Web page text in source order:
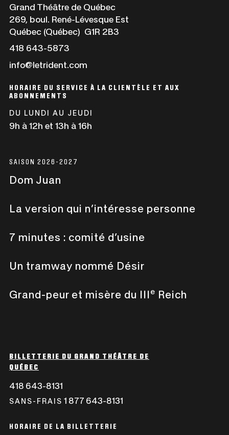
Grand Théâtre de QuébecCe
lien
s'ouvrira
269, boul. René-Lévesque Est
Québec (Québec) G1R 2B3
418 643-5873
dans
nouvelle
fenêtre
info@letrident.com
HORAIRE DU SERVICE À LA CLIENTÈLE ET AUX
ABONNEMENTS
DU LUNDI AU JEUDI
9h à 12h et 13h à 16h
SAISON 2026-2027
Dom Juan
La version qui n’intéresse personne
7 minutes : comité d’usine
Un tramway nommé Désir
Grand-peur et misère du IIIe Reich
BILLETTERIE DU GRAND THÉÂTRE DE
QUÉBEC
418 643-8131
LIEN
DANS
SANS-FRAIS 1 877 643-8131
HORAIRE DE LA BILLETTERIE